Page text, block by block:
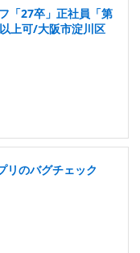
「27卒」正社員「第
上可/大阪市淀川区
リのバグチェック